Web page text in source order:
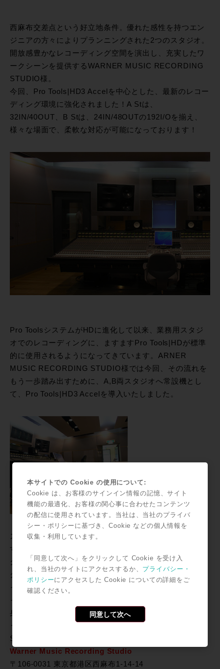
西麻布交差点という好立地条件。優れた感性を持つエン
ジニアの方々によりプランニングされた2つのスタジオ。
開放感豊かなレコーディング空間を演出し、充実したワ
ークシーンを提供するWARNER MUSIC RECORDING
STUDIO様。
今回、Pro Tools|HD3 Accelを中心とした、最新のレコー
ディング環境に強化されました！A Stは、
32IN/40OUT、B Stは、24IN/48OUTの192I/Oを揃え、
様々な場面で、柔軟な対応が可能になっております！
Pro ToolsシステムがHDに進化して以来、業務用スタジ
オでのレコーディングに、ますますPro Tools|HDが標準
的に使用されるようになってきています。ARNER
MUSIC RECORDING STUDIO様では今回、その流れを
もう一歩踏み出すために、A,B両スタジオへ常設機とし
て、Pro Tools|HD3 Accelを導入いたしました。
スタジオの特性や、クライアントの要望に柔軟な対応を
するために、各スタジオに合わせた豊富な入出力とプラ
グインを備えたシステムによって、快適なレコーディン
グ環境を実現しています。「OS Xになって音質の良くな
ったPro Toolsが、HD Accelでさらに音質に磨きがかか
ったと好評です。」お話を伺ったエンジニアの手塚様自
身も、より音楽に集中して作業ができるようになったそ
うで、これからのWARNER MUSIC RECORDING
STUDIOから目が離せそうにありません！
Warner Music Recording Studio
〒106-0031 東京都港区西麻布1-14-14
本サイトでの Cookie の使用について:
Cookie は、お客様のサインイン情報の記憶、サイト
機能の最適化、お客様の関心事に合わせたコンテンツ
の配信に使用されています。当社は、当社のプライバ
シー・ポリシーに基づき、Cookie などの個人情報を
収集・利用しています。
「同意して次へ」をクリックして Cookie を受け入
れ、当社のサイトにアクセスするか、 プライバシー・
ポリシーにアクセスした Cookie についての詳細をご
確認ください。
同意して次へ